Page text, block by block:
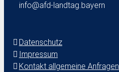
info@afd-landtag.bayern
Datenschutz
Impressum
Kontakt allgemeine Anfragen